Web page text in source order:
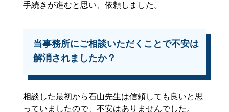
手続きが進むと思い、依頼しました。
当事務所にご相談いただくことで不安は
解消されましたか？
相談した最初から石山先生は信頼しても良いと思
っていましたので、不安はありませんでした。